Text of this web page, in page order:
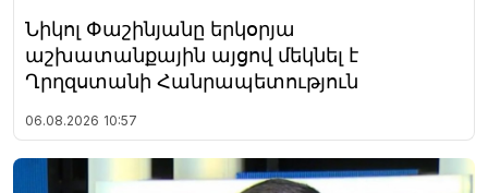
Նիկոլ Փաշինյանը երկօրյա
աշխատանքային այցով մեկնել է
Ղրղզստանի Հանրապետություն
06.08.2026 10:57